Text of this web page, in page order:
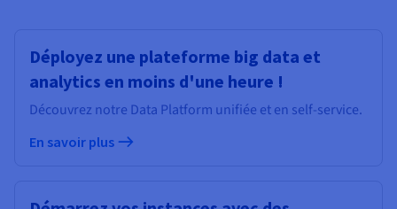
Déployez une plateforme big data et
analytics en moins d'une heure !
Découvrez notre Data Platform unifiée et en self-service.
En savoir plus